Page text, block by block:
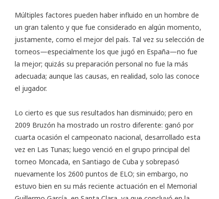
Múltiples factores pueden haber influido en un hombre de
un gran talento y que fue considerado en algún momento,
justamente, como el mejor del país. Tal vez su selección de
torneos—especialmente los que jugó en España—no fue
la mejor; quizás su preparación personal no fue la más
adecuada; aunque las causas, en realidad, solo las conoce
el jugador.
Lo cierto es que sus resultados han disminuido; pero en
2009 Bruzón ha mostrado un rostro diferente: ganó por
cuarta ocasión el campeonato nacional, desarrollado esta
vez en Las Tunas; luego venció en el grupo principal del
torneo Moncada, en Santiago de Cuba y sobrepasó
nuevamente los 2600 puntos de ELO; sin embargo, no
estuvo bien en su más reciente actuación en el Memorial